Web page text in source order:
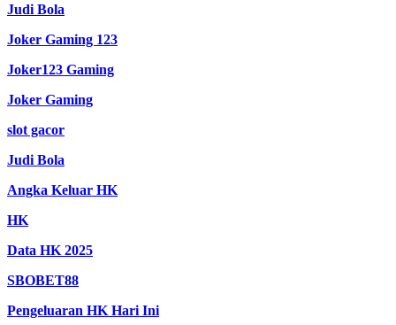
Judi Bola
Joker Gaming 123
Joker123 Gaming
Joker Gaming
slot gacor
Judi Bola
Angka Keluar HK
HK
Data HK 2025
SBOBET88
Pengeluaran HK Hari Ini